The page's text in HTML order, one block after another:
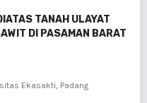
TANAH ULAYAT
DI PASAMAN BARAT
Ekasakti, Padang